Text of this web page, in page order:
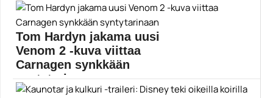
Glass saa ensi-iltansa Suomessa reilun viikon kuluttua
perjantaina...
Bruce Willis
Tom Hardyn jakama uusi
Venom 2 -kuva viittaa
Carnagen synkkään
syntytarinaan